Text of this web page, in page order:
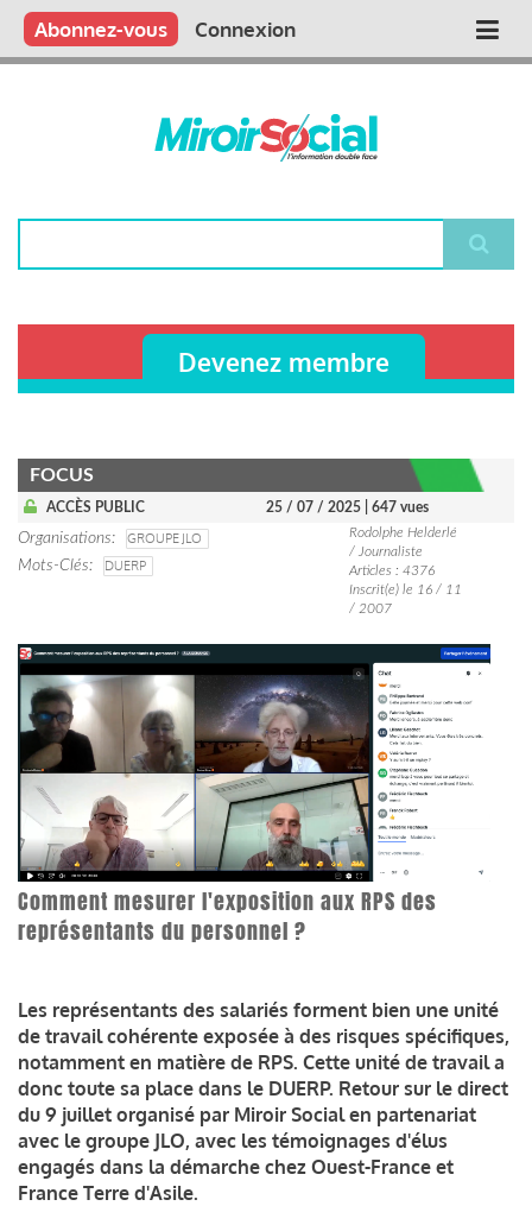
Aller
contenu
Main
Qui sommes nous ?
Vous publiez
Nous publions
Contactez-nous
Abonnez-vous Connexion
Devenez membre
FOCUS
ACCÈS PUBLIC 25 / 07 / 2025 | 647 vues
Organisations
GROUPE JLO
Mots-Clés
DUERP
Rodolphe Helderlé
/ Journaliste
Articles : 4376
Inscrit(e) le 16 / 11
/ 2007
Comment mesurer l'exposition aux RPS des
représentants du personnel ?
Les représentants des salariés forment bien une unité
de travail cohérente exposée à des risques spécifiques,
notamment en matière de RPS. Cette unité de travail a
donc toute sa place dans le DUERP. Retour sur le direct
du 9 juillet organisé par Miroir Social en partenariat
avec le groupe JLO, avec les témoignages d'élus
engagés dans la démarche chez Ouest-France et
France Terre d'Asile.